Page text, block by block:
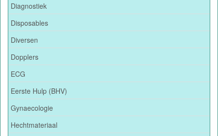
Diagnostiek
Disposables
Diversen
Dopplers
ECG
Eerste Hulp (BHV)
Gynaecologie
Hechtmateriaal